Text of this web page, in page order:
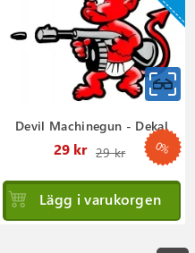
Devil Machinegun - Dekal
29 kr 29 kr
pris
0%
Lägg i varukorgen